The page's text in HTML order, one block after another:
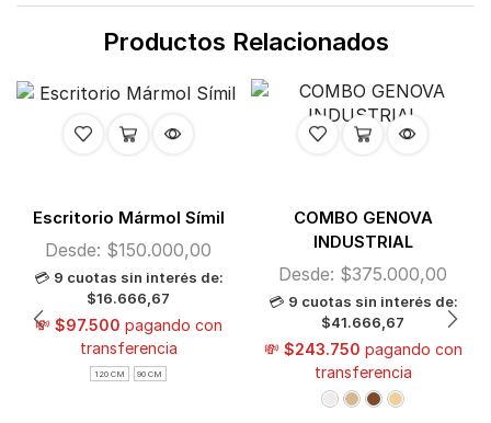
Productos Relacionados
Escritorio Mármol Símil
Desde: $150.000,00
💳 9 cuotas sin interés de:
$16.666,67
💸 $97.500 pagando con
transferencia
120 CM 90 CM
COMBO GENOVA
INDUSTRIAL
Desde: $375.000,00
💳 9 cuotas sin interés de:
$41.666,67
💸 $243.750 pagando con
transferencia